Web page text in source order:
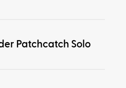
Patchcatch Solo